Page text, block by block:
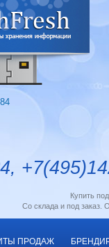
Купить
Со склада и под заказ.
ПРОДАЖ